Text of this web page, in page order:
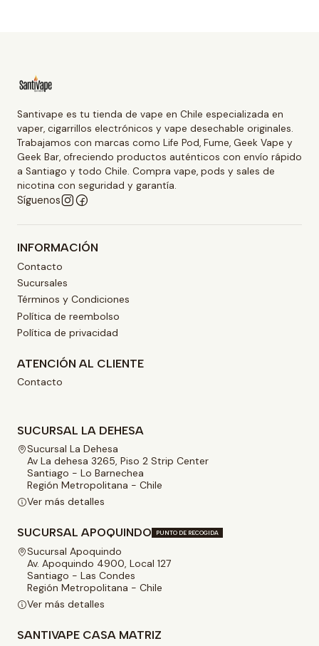
Santivape es tu tienda de vape en Chile especializada en
vaper, cigarrillos electrónicos y vape desechable originales.
Trabajamos con marcas como Life Pod, Fume, Geek Vape y
Geek Bar, ofreciendo productos auténticos con envío rápido
a Santiago y todo Chile. Compra vape, pods y sales de
nicotina con seguridad y garantía.
Síguenos
INFORMACIÓN
Contacto
Sucursales
Términos y Condiciones
Política de reembolso
Política de privacidad
ATENCIÓN AL CLIENTE
Contacto
SUCURSAL LA DEHESA
Sucursal La Dehesa
Av La dehesa 3265, Piso 2 Strip Center
Santiago - Lo Barnechea
Región Metropolitana - Chile
Ver más detalles
SUCURSAL APOQUINDO PUNTO DE RECOGIDA
Sucursal Apoquindo
Av. Apoquindo 4900, Local 127
Santiago - Las Condes
Región Metropolitana - Chile
Ver más detalles
SANTIVAPE CASA MATRIZ